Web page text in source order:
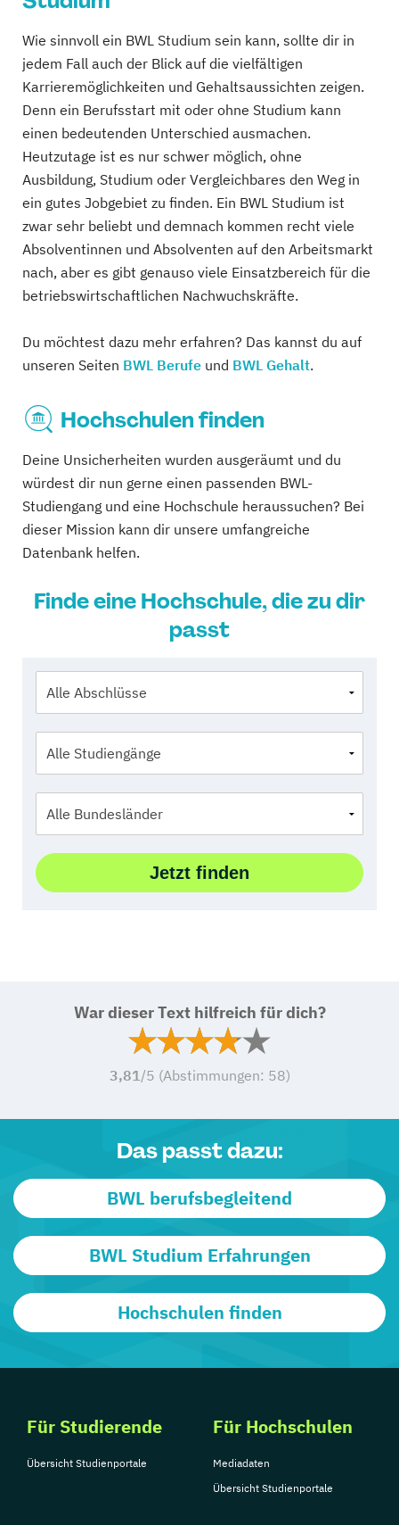
Wie sinnvoll ein BWL Studium sein kann, sollte dir in
jedem Fall auch der Blick auf die vielfältigen
Karrieremöglichkeiten und Gehaltsaussichten zeigen.
Denn ein Berufsstart mit oder ohne Studium kann
einen bedeutenden Unterschied ausmachen.
Heutzutage ist es nur schwer möglich, ohne
Ausbildung, Studium oder Vergleichbares den Weg in
ein gutes Jobgebiet zu finden. Ein BWL Studium ist
zwar sehr beliebt und demnach kommen recht viele
Absolventinnen und Absolventen auf den Arbeitsmarkt
nach, aber es gibt genauso viele Einsatzbereich für die
betriebswirtschaftlichen Nachwuchskräfte.
Du möchtest dazu mehr erfahren? Das kannst du auf
unseren Seiten BWL Berufe und BWL Gehalt.
Hochschulen finden
Deine Unsicherheiten wurden ausgeräumt und du
würdest dir nun gerne einen passenden BWL-
Studiengang und eine Hochschule heraussuchen? Bei
dieser Mission kann dir unsere umfangreiche
Datenbank helfen.
Finde eine Hochschule, die zu dir
passt
War dieser Text hilfreich für dich?
3,81/5 (Abstimmungen: 58)
Das passt dazu:
BWL berufsbegleitend
BWL Studium Erfahrungen
Hochschulen finden
Für Studierende
Übersicht Studienportale
Für Hochschulen
Mediadaten
Übersicht Studienportale